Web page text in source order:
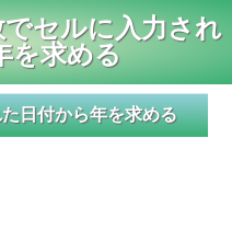
セルに入力され
を求める
日付から年を求める